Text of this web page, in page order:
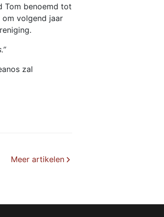
Tom benoemd tot
volgend jaar
zal
Meer artikelen